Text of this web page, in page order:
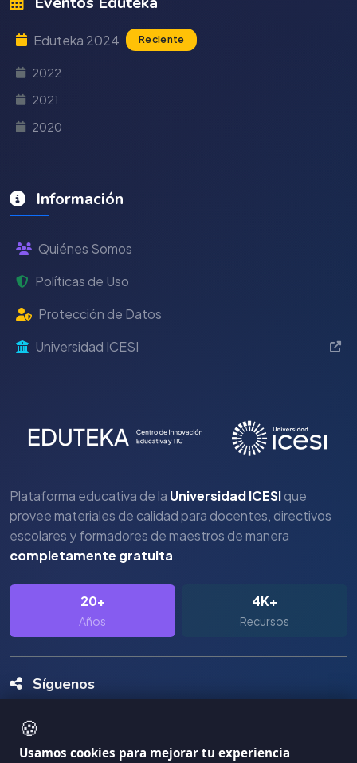
🍪
Usamos cookies para mejorar tu experiencia
Eduteka 2024 Reciente
2022
2021
2020
Información
Quiénes Somos
Políticas de Uso
Protección de Datos
Universidad ICESI
Plataforma educativa de la Universidad ICESIque
provee materiales de calidad para docentes, directivos
escolares y formadores de maestros de manera
completamente gratuita.
20+
Años
4K+
Recursos
Síguenos